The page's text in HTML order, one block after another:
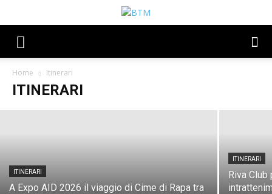
Home Itinerari
ITINERARI
Roca Vecchia riparte da ArcheoRoca.
Servizi, investimenti e una nuova
esperienza di visita per il sito
archeologico
Amministratore - 20 Luglio 2026
ITINERARI
A Expo AID 2026 il viaggio di Cime di Rapa tra
ITINERARI
Riva